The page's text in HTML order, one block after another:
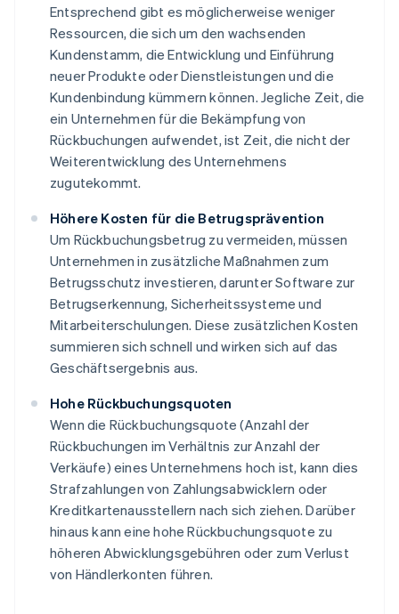
Entsprechend gibt es möglicherweise weniger
Ressourcen, die sich um den wachsenden
Kundenstamm, die Entwicklung und Einführung
neuer Produkte oder Dienstleistungen und die
Kundenbindung kümmern können. Jegliche Zeit, die
ein Unternehmen für die Bekämpfung von
Rückbuchungen aufwendet, ist Zeit, die nicht der
Weiterentwicklung des Unternehmens
zugutekommt.
Höhere Kosten für die Betrugsprävention
Um Rückbuchungsbetrug zu vermeiden, müssen
Unternehmen in zusätzliche Maßnahmen zum
Betrugsschutz investieren, darunter Software zur
Betrugserkennung, Sicherheitssysteme und
Mitarbeiterschulungen. Diese zusätzlichen Kosten
summieren sich schnell und wirken sich auf das
Geschäftsergebnis aus.
Hohe Rückbuchungsquoten
Wenn die Rückbuchungsquote (Anzahl der
Rückbuchungen im Verhältnis zur Anzahl der
Verkäufe) eines Unternehmens hoch ist, kann dies
Strafzahlungen von Zahlungsabwicklern oder
Kreditkartenausstellern nach sich ziehen. Darüber
hinaus kann eine hohe Rückbuchungsquote zu
höheren Abwicklungsgebühren oder zum Verlust
von Händlerkonten führen.